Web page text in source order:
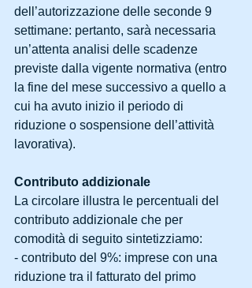
dell’autorizzazione delle seconde 9
settimane: pertanto, sarà necessaria
un’attenta analisi delle scadenze
previste dalla vigente normativa (entro
la fine del mese successivo a quello a
cui ha avuto inizio il periodo di
riduzione o sospensione dell’attività
lavorativa).
Contributo addizionale
La circolare illustra le percentuali del
contributo addizionale che per
comodità di seguito sintetizziamo:
- contributo del 9%: imprese con una
riduzione tra il fatturato del primo